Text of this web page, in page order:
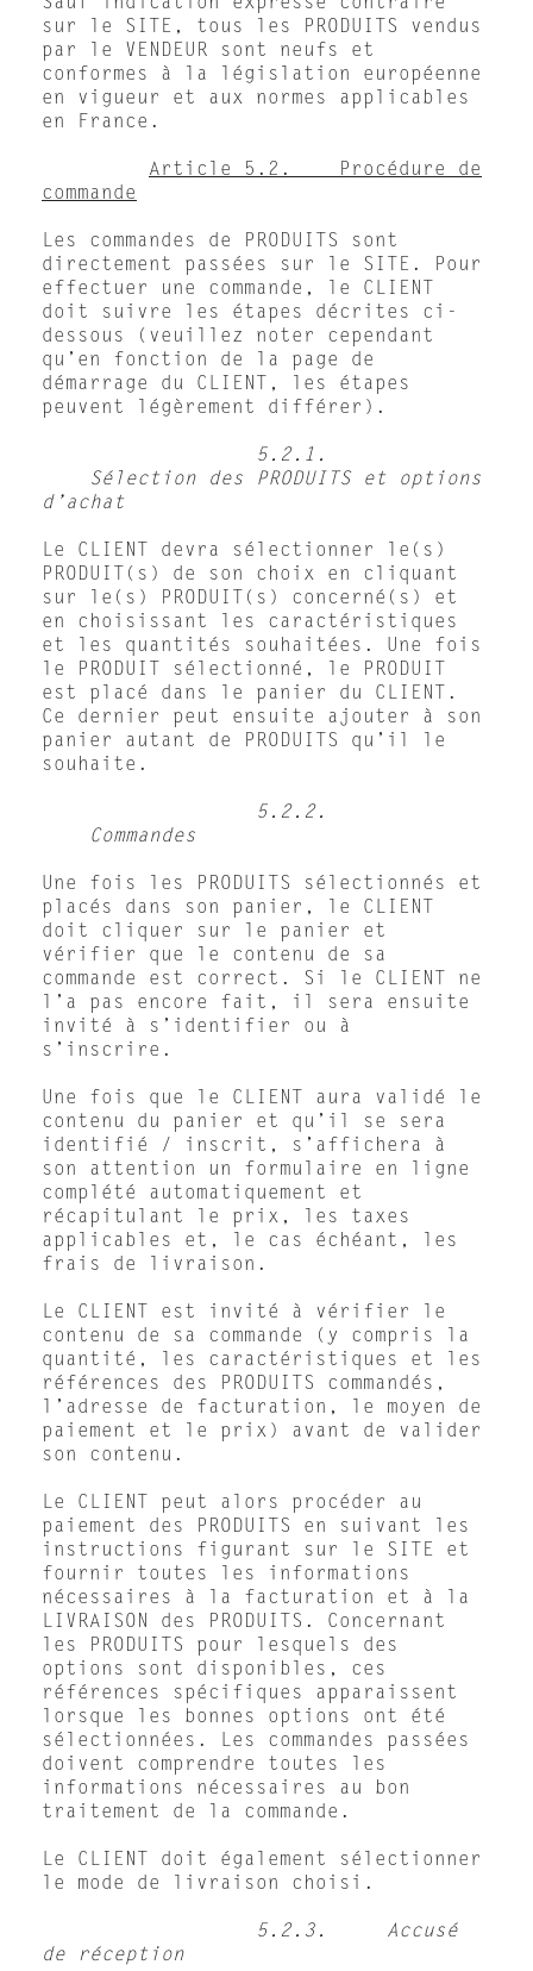
sur le SITE, tous les PRODUITS vendus
par le VENDEUR sont neufs et
conformes à la législation européenne
en vigueur et aux normes applicables
en France.
Article 5.2. Procédure de
commande
Les commandes de PRODUITS sont
directement passées sur le SITE. Pour
effectuer une commande, le CLIENT
doit suivre les étapes décrites ci-
dessous (veuillez noter cependant
qu’en fonction de la page de
démarrage du CLIENT, les étapes
peuvent légèrement différer).
5.2.1.
Sélection des PRODUITS et options
d’achat
Le CLIENT devra sélectionner le(s)
PRODUIT(s) de son choix en cliquant
sur le(s) PRODUIT(s) concerné(s) et
en choisissant les caractéristiques
et les quantités souhaitées. Une fois
le PRODUIT sélectionné, le PRODUIT
est placé dans le panier du CLIENT.
Ce dernier peut ensuite ajouter à son
panier autant de PRODUITS qu’il le
souhaite.
5.2.2.
Commandes
Une fois les PRODUITS sélectionnés et
placés dans son panier, le CLIENT
doit cliquer sur le panier et
vérifier que le contenu de sa
commande est correct. Si le CLIENT ne
l’a pas encore fait, il sera ensuite
invité à s’identifier ou à
s’inscrire.
Une fois que le CLIENT aura validé le
contenu du panier et qu’il se sera
identifié / inscrit, s’affichera à
son attention un formulaire en ligne
complété automatiquement et
récapitulant le prix, les taxes
applicables et, le cas échéant, les
frais de livraison.
Le CLIENT est invité à vérifier le
contenu de sa commande (y compris la
quantité, les caractéristiques et les
références des PRODUITS commandés,
l’adresse de facturation, le moyen de
paiement et le prix) avant de valider
son contenu.
Le CLIENT peut alors procéder au
paiement des PRODUITS en suivant les
instructions figurant sur le SITE et
fournir toutes les informations
nécessaires à la facturation et à la
LIVRAISON des PRODUITS. Concernant
les PRODUITS pour lesquels des
options sont disponibles, ces
références spécifiques apparaissent
lorsque les bonnes options ont été
sélectionnées. Les commandes passées
doivent comprendre toutes les
informations nécessaires au bon
traitement de la commande.
Le CLIENT doit également sélectionner
le mode de livraison choisi.
5.2.3. Accusé
de réception